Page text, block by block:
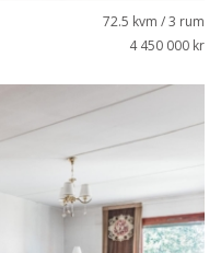
72.5 kvm / 3 rum
4 450 000 kr